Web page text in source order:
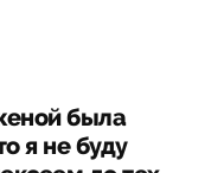
была
я не буду